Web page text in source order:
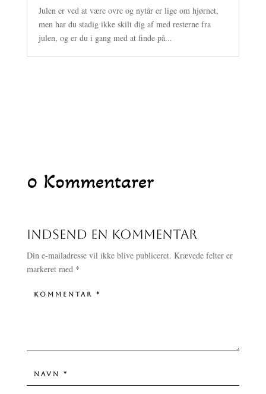
Julen er ved at være ovre og nytår er lige om hjørnet,
men har du stadig ikke skilt dig af med resterne fra
julen, og er du i gang med at finde på...
0 Kommentarer
Indsend en kommentar
Din e-mailadresse vil ikke blive publiceret. Krævede felter er
markeret med *